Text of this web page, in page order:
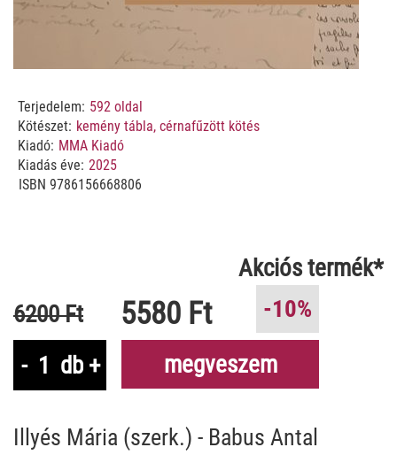
Terjedelem: 592oldal
Kötészet: kemény tábla, cérnafűzött kötés
Kiadó: MMA Kiadó
Kiadás éve: 2025
ISBN 9786156668806
Akciós termék*
6200 Ft
5580 Ft
-10%
-
db + megveszem
Illyés Mária (szerk.) - Babus Antal